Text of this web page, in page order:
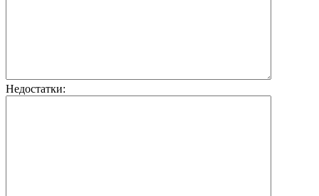
Недостатки: